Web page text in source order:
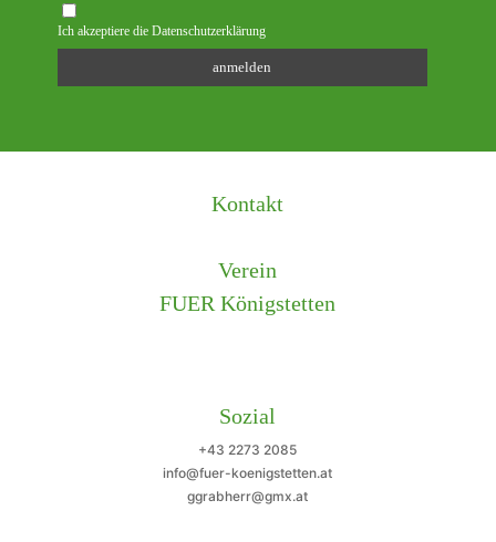
Ich akzeptiere die Datenschutzerklärung
Kontakt
Verein
FUER Königstetten
Sozial
+43 2273 2085
info@fuer-koenigstetten.at
ggrabherr@gmx.at